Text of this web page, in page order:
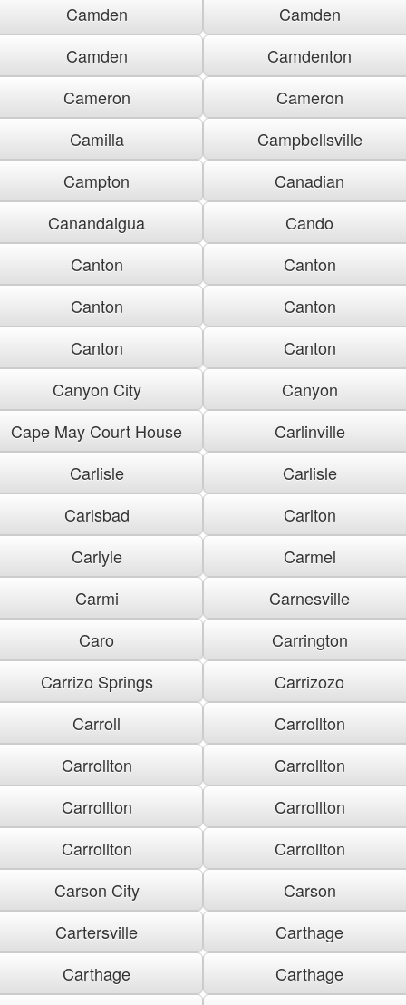
Camden
Camden
Camden
Camdenton
Cameron
Cameron
Camilla
Campbellsville
Campton
Canadian
Canandaigua
Cando
Canton
Canton
Canton
Canton
Canton
Canton
Canyon City
Canyon
Cape May Court House
Carlinville
Carlisle
Carlisle
Carlsbad
Carlton
Carlyle
Carmel
Carmi
Carnesville
Caro
Carrington
Carrizo Springs
Carrizozo
Carroll
Carrollton
Carrollton
Carrollton
Carrollton
Carrollton
Carrollton
Carrollton
Carson City
Carson
Cartersville
Carthage
Carthage
Carthage